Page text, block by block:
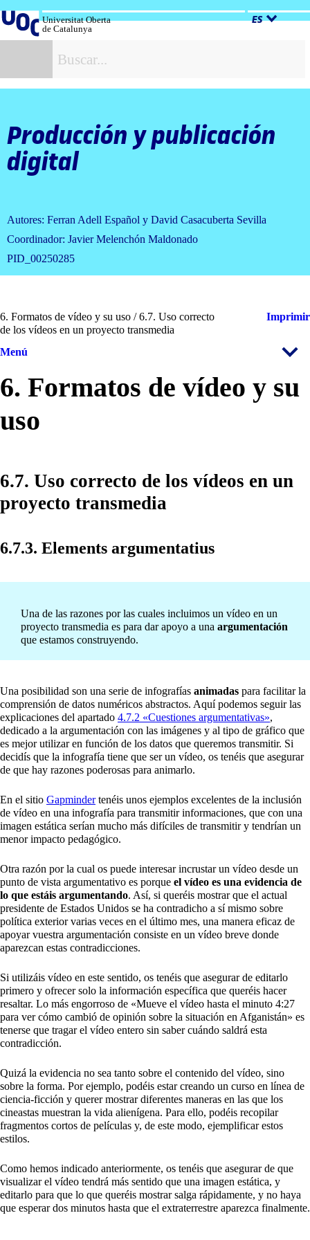
al
contenido
Universitat Oberta
de Catalunya
ES
Producción y publicación
digital
Autores: Ferran Adell Español y David Casacuberta Sevilla
Coordinador: Javier Melenchón Maldonado
PID_00250285
6. Formatos de vídeo y su uso / 6.7. Uso correcto
de los vídeos en un proyecto transmedia
Imprimir
Menú
6. Formatos de vídeo y su
uso
6.7. Uso correcto de los vídeos en un
proyecto transmedia
6.7.3. Elements argumentatius
Una de las razones por las cuales incluimos un vídeo en un
proyecto transmedia es para dar apoyo a una argumentación
que estamos construyendo.
Una posibilidad son una serie de infografías animadas para facilitar la
comprensión de datos numéricos abstractos. Aquí podemos seguir las
explicaciones del apartado 4.7.2 «Cuestiones argumentativas»,
dedicado a la argumentación con las imágenes y al tipo de gráfico que
es mejor utilizar en función de los datos que queremos transmitir. Si
decidís que la infografía tiene que ser un vídeo, os tenéis que asegurar
de que hay razones poderosas para animarlo.
En el sitio Gapmindertenéis unos ejemplos excelentes de la inclusión
de vídeo en una infografía para transmitir informaciones, que con una
imagen estática serían mucho más difíciles de transmitir y tendrían un
menor impacto pedagógico.
Otra razón por la cual os puede interesar incrustar un vídeo desde un
punto de vista argumentativo es porque el vídeo es una evidencia de
lo que estáis argumentando. Así, si queréis mostrar que el actual
presidente de Estados Unidos se ha contradicho a sí mismo sobre
política exterior varias veces en el último mes, una manera eficaz de
apoyar vuestra argumentación consiste en un vídeo breve donde
aparezcan estas contradicciones.
Si utilizáis vídeo en este sentido, os tenéis que asegurar de editarlo
primero y ofrecer solo la información específica que queréis hacer
resaltar. Lo más engorroso de «Mueve el vídeo hasta el minuto 4:27
para ver cómo cambió de opinión sobre la situación en Afganistán» es
tenerse que tragar el vídeo entero sin saber cuándo saldrá esta
contradicción.
Quizá la evidencia no sea tanto sobre el contenido del vídeo, sino
sobre la forma. Por ejemplo, podéis estar creando un curso en línea de
ciencia-ficción y querer mostrar diferentes maneras en las que los
cineastas muestran la vida alienígena. Para ello, podéis recopilar
fragmentos cortos de películas y, de este modo, ejemplificar estos
estilos.
Como hemos indicado anteriormente, os tenéis que asegurar de que
visualizar el vídeo tendrá más sentido que una imagen estática, y
editarlo para que lo que queréis mostrar salga rápidamente, y no haya
que esperar dos minutos hasta que el extraterrestre aparezca finalmente.